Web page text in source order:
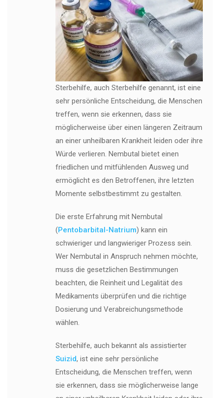
Sterbehilfe, auch Sterbehilfe genannt, ist eine
sehr persönliche Entscheidung, die Menschen
treffen, wenn sie erkennen, dass sie
möglicherweise über einen längeren Zeitraum
an einer unheilbaren Krankheit leiden oder ihre
Würde verlieren. Nembutal bietet einen
friedlichen und mitfühlenden Ausweg und
ermöglicht es den Betroffenen, ihre letzten
Momente selbstbestimmt zu gestalten.
Die erste Erfahrung mit Nembutal
(Pentobarbital-Natrium) kann ein
schwieriger und langwieriger Prozess sein.
Wer Nembutal in Anspruch nehmen möchte,
muss die gesetzlichen Bestimmungen
beachten, die Reinheit und Legalität des
Medikaments überprüfen und die richtige
Dosierung und Verabreichungsmethode
wählen.
Sterbehilfe, auch bekannt als assistierter
Suizid, ist eine sehr persönliche
Entscheidung, die Menschen treffen, wenn
sie erkennen, dass sie möglicherweise lange